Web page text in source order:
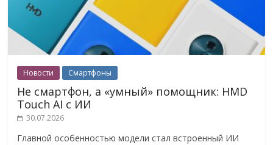
Новости Смартфоны
Не смартфон, а «умный» помощник: HMD
Touch AI с ИИ
30.07.2026
Главной особенностью модели стал встроенный ИИ